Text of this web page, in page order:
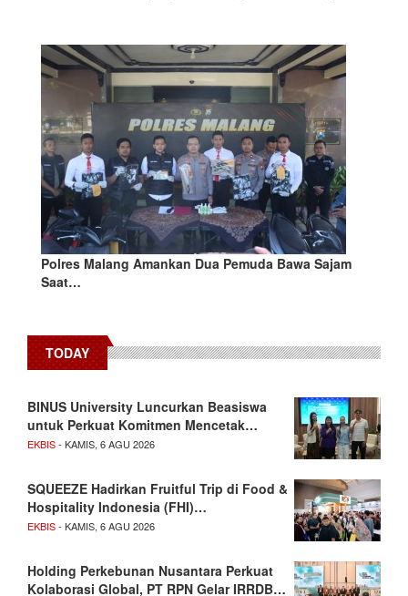
Polres Malang Amankan Dua Pemuda Bawa Sajam
Saat…
TODAY
BINUS University Luncurkan Beasiswa
untuk Perkuat Komitmen Mencetak…
EKBIS- KAMIS, 6 AGU 2026
SQUEEZE Hadirkan Fruitful Trip di Food &
Hospitality Indonesia (FHI)…
EKBIS- KAMIS, 6 AGU 2026
Holding Perkebunan Nusantara Perkuat
Kolaborasi Global, PT RPN Gelar IRRDB…